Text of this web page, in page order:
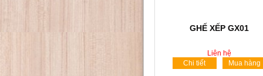
GHẾ XẾP GX01
Liên hệ
Chi tiết
Mua hàng